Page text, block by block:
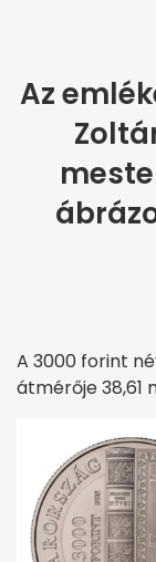
Az
A 3000 forint
átmérője 38,61